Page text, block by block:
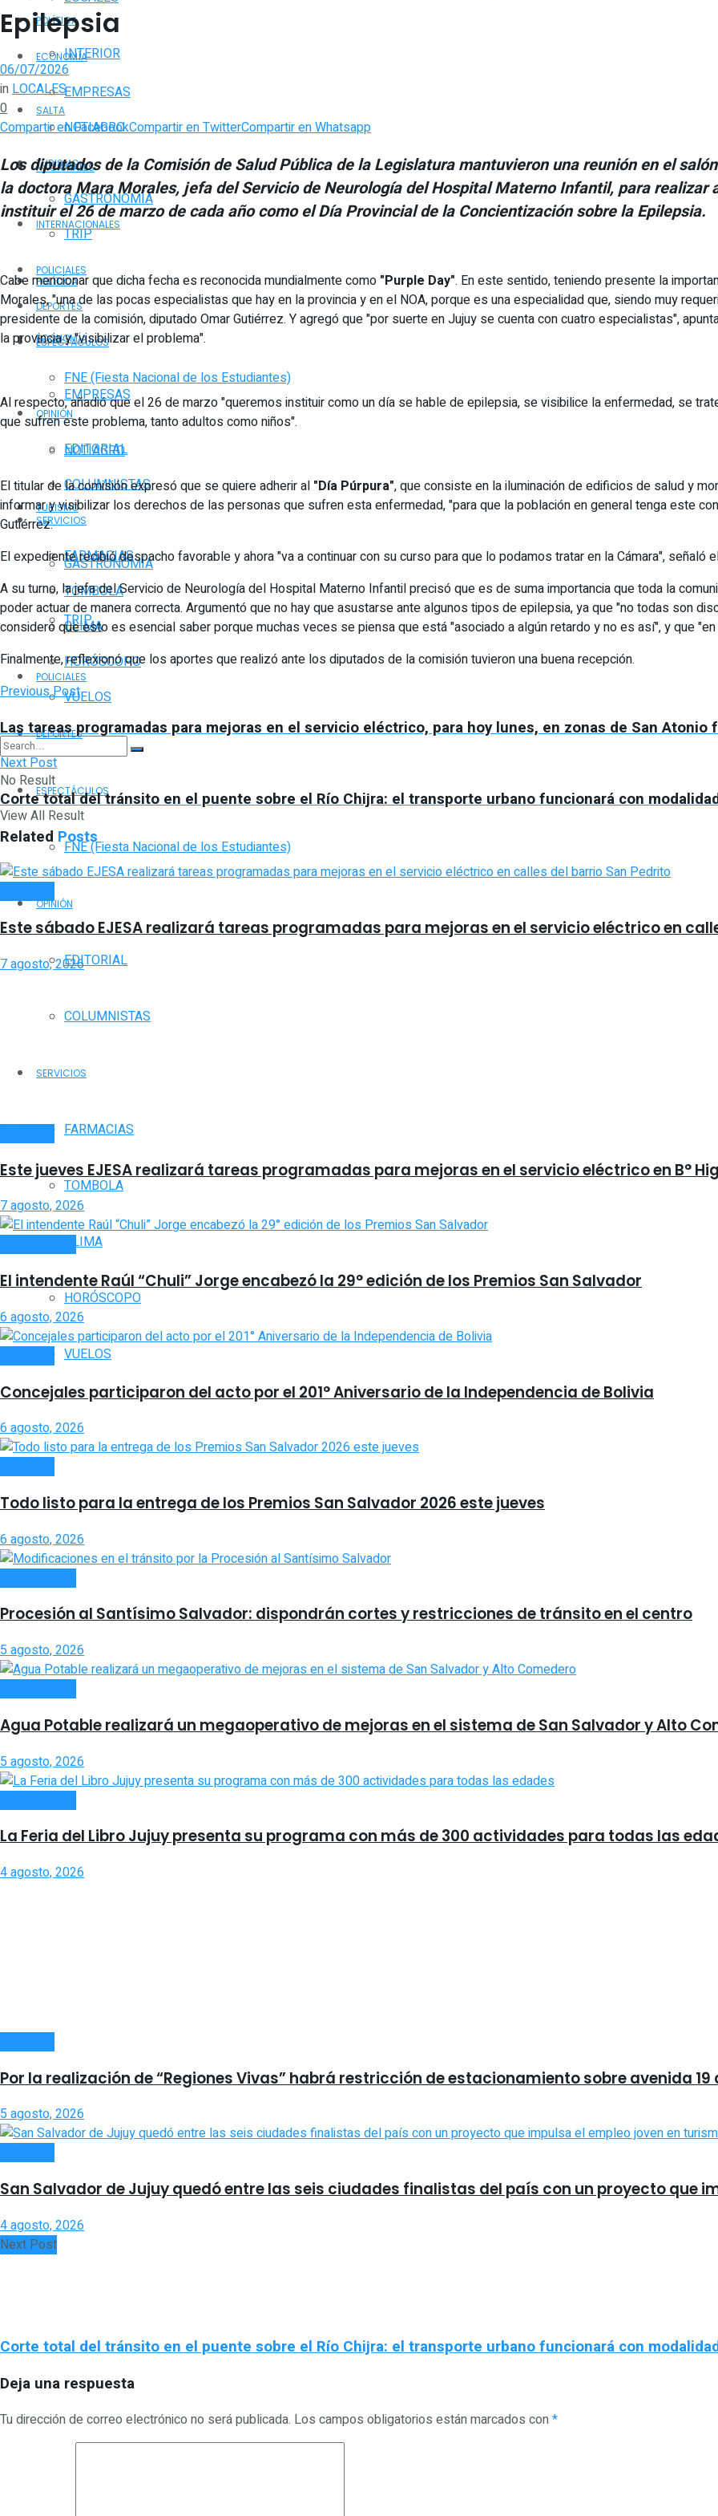
POLÍTICA
ECONOMÍA
EMPRESAS
NOTIAGRO
TURISMO
GASTRONOMÍA
TRIP
POLICIALES
DEPORTES
ESPECTÁCULOS
FNE (Fiesta Nacional de los Estudiantes)
OPINIÓN
EDITORIAL
COLUMNISTAS
SERVICIOS
FARMACIAS
TOMBOLA
CLIMA
HORÓSCOPO
VUELOS
No Result
View All Result
INTERIOR
SALTA
NACIONALES
INTERNACIONALES
POLÍTICA
ECONOMÍA
EMPRESAS
NOTIAGRO
TURISMO
GASTRONOMÍA
TRIP
POLICIALES
DEPORTES
ESPECTÁCULOS
FNE (Fiesta Nacional de los Estudiantes)
OPINIÓN
EDITORIAL
COLUMNISTAS
SERVICIOS
FARMACIAS
TOMBOLA
CLIMA
HORÓSCOPO
VUELOS
Epilepsia
06/07/2026
inLOCALES
0
Compartir en FacebookCompartir en TwitterCompartir en Whatsapp
Los diputados de la Comisión de Salud Pública de la Legislatura mantuvieron una reunión en el
la doctora Mara Morales, jefa del Servicio de Neurología del Hospital Materno Infantil, para realizar
instituir el 26 de marzo de cada año como el Día Provincial de la Concientización sobre la Epilepsia.
Cabe mencionar que dicha fecha es reconocida mundialmente como "Purple Day". En este sentido, teniendo presente la
Morales, "una de las pocas especialistas que hay en la provincia y en el NOA, porque es una especialidad que, siendo muy
presidente de la comisión, diputado Omar Gutiérrez. Y agregó que "por suerte en Jujuy se cuenta con cuatro especialistas",
la provincia y "visibilizar el problema".
Al respecto, añadió que el 26 de marzo "queremos instituir como un día se hable de epilepsia, se visibilice la enfermedad, se
que sufren este problema, tanto adultos como niños".
El titular de la comisión expresó que se quiere adherir al "Día Púrpura", que consiste en la iluminación de edificios de salud y
informar y visibilizar los derechos de las personas que sufren esta enfermedad, "para que la población en general tenga este
Gutiérrez.
El expediente recibió despacho favorable y ahora "va a continuar con su curso para que lo podamos tratar en la Cámara", señaló
A su turno, la jefa del Servicio de Neurología del Hospital Materno Infantil precisó que es de suma importancia que toda la
poder actuar de manera correcta. Argumentó que no hay que asustarse ante algunos tipos de epilepsia, ya que "no todas son
consideró que esto es esencial saber porque muchas veces se piensa que está "asociado a algún retardo y no es así", y que
Finalmente, reflexionó que los aportes que realizó ante los diputados de la comisión tuvieron una buena recepción.
Previous Post
Las tareas programadas para mejoras en el servicio eléctrico, para hoy lunes, en zonas de San
Next Post
Corte total del tránsito en el puente sobre el Río Chijra: el transporte urbano funcionará con
Related Posts
Este sábado EJESA realizará tareas programadas para mejoras en el servicio eléctrico en
7 agosto, 2026
Este jueves EJESA realizará tareas programadas para mejoras en el servicio eléctrico en B°
7 agosto, 2026
El intendente Raúl “Chuli” Jorge encabezó la 29° edición de los Premios San Salvador
6 agosto, 2026
Concejales participaron del acto por el 201° Aniversario de la Independencia de Bolivia
6 agosto, 2026
Todo listo para la entrega de los Premios San Salvador 2026 este jueves
6 agosto, 2026
Procesión al Santísimo Salvador: dispondrán cortes y restricciones de tránsito en el centro
5 agosto, 2026
Agua Potable realizará un megaoperativo de mejoras en el sistema de San Salvador y Alto
5 agosto, 2026
La Feria del Libro Jujuy presenta su programa con más de 300 actividades para todas las
4 agosto, 2026
Por la realización de “Regiones Vivas” habrá restricción de estacionamiento sobre avenida 19
5 agosto, 2026
San Salvador de Jujuy quedó entre las seis ciudades finalistas del país con un proyecto que
4 agosto, 2026
Next Post
Corte total del tránsito en el puente sobre el Río Chijra: el transporte urbano funcionará con
Deja una respuesta
Tu dirección de correo electrónico no será publicada. Los campos obligatorios están marcados con*